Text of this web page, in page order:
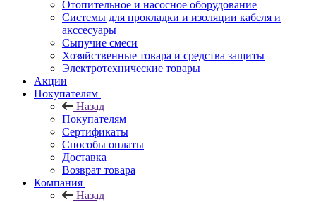
Отопительное и насосное оборудование
Системы для прокладки и изоляции кабеля и
акссесуары
Сыпучие смеси
Хозяйственные товара и средства защиты
Электротехнические товары
Акции
Покупателям
Назад
Покупателям
Сертификаты
Способы оплаты
Доставка
Возврат товара
Компания
Назад